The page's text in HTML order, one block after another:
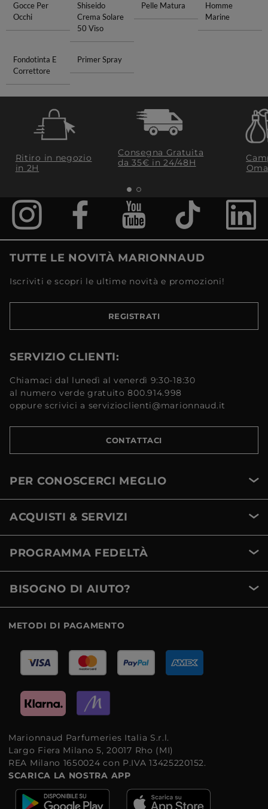
Gocce Per
Occhi
Shiseido
Crema Solare
50 Viso
Pelle Matura
Homme
Marine
Fondotinta E
Correttore
Primer Spray
Ritiro in negozio
in 2H
Consegna Gratuita
da 35€​ in 24/48H
TUTTE LE NOVITÀ MARIONNAUD
Iscriviti e scopri le ultime novità e promozioni!
REGISTRATI
SERVIZIO CLIENTI:
Chiamaci dal lunedì al venerdì 9:30-18:30
al numero verde gratuito 800.914.998
oppure scrivici a servizioclienti@marionnaud.it
CONTATTACI
PER CONOSCERCI MEGLIO
ACQUISTI & SERVIZI
PROGRAMMA FEDELTÀ
BISOGNO DI AIUTO?
METODI DI PAGAMENTO
Marionnaud Parfumeries Italia S.r.l.
Largo Fiera Milano 5, 20017 Rho (MI)
REA Milano 1650024 con P.IVA 13425220152.
SCARICA LA NOSTRA APP